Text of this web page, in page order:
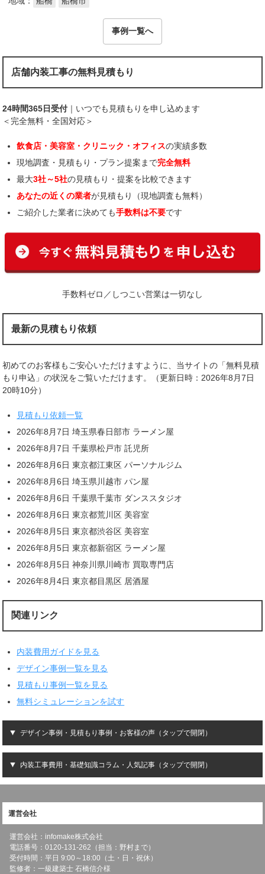
事例一覧へ
店舗内装工事の無料見積もり
24時間365日受付 ｜いつでも見積もりを申し込めます
＜完全無料・全国対応＞
飲食店・美容室・クリニック・オフィスの実績多数
現地調査・見積もり・プラン提案まで完全無料
最大3社～5社の見積もり・提案を比較できます
あなたの近くの業者が見積もり（現地調査も無料）
ご紹介した業者に決めても手数料は不要です
手数料ゼロ／しつこい営業は一切なし
最新の見積もり依頼
初めてのお客様もご安心いただけますように、当サイトの「無料見積
もり申込」の状況をご覧いただけます。（更新日時：2026年8月7日
20時10分）
見積もり依頼一覧
2026年8月7日 埼玉県春日部市 ラーメン屋
2026年8月7日 千葉県松戸市 託児所
2026年8月6日 東京都江東区 パーソナルジム
2026年8月6日 埼玉県川越市 パン屋
2026年8月6日 千葉県千葉市 ダンススタジオ
2026年8月6日 東京都荒川区 美容室
2026年8月5日 東京都渋谷区 美容室
2026年8月5日 東京都新宿区 ラーメン屋
2026年8月5日 神奈川県川崎市 買取専門店
2026年8月4日 東京都目黒区 居酒屋
関連リンク
内装費用ガイドを見る
デザイン事例一覧を見る
見積もり事例一覧を見る
無料シミュレーションを試す
デザイン事例・見積もり事例・お客様の声（タップで開閉）
内装工事費用・基礎知識コラム・人気記事（タップで開閉）
運営会社
運営会社：infomake株式会社
電話番号：0120-131-262（担当：野村まで）
受付時間：平日 9:00～18:00（土・日・祝休）
監修者：一級建築士 石橋信介様